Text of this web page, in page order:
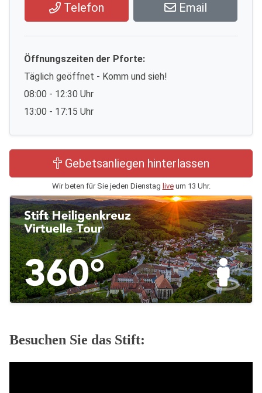
Telefon Email
Öffnungszeiten der Pforte:
Täglich geöffnet - Komm und sieh!
08:00 - 12:30 Uhr
13:00 - 17:15 Uhr
Gebetsanliegen hinterlassen
Wir beten für Sie jeden Dienstag liveum 13 Uhr.
Besuchen Sie das Stift: